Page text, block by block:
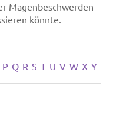
Magenbeschwerden
könnte.
P Q R S T U V W X Y